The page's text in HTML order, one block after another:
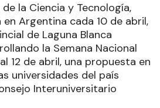
la Ciencia y Tecnología,
Argentina cada 10 de abril,
de Laguna Blanca
la Semana Nacional
12 de abril, una propuesta en
universidades del país
Interuniversitario